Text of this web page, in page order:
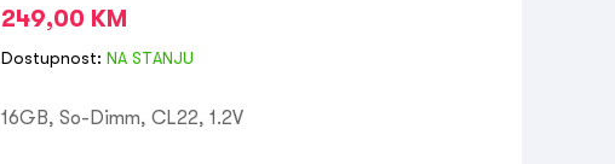
249,00 KM
Dostupnost: NA STANJU
16GB, So-Dimm, CL22, 1.2V